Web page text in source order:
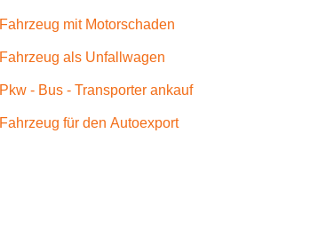
Fahrzeug mit Motorschaden
Fahrzeug als Unfallwagen
Pkw - Bus - Transporter ankauf
Fahrzeug für den Autoexport